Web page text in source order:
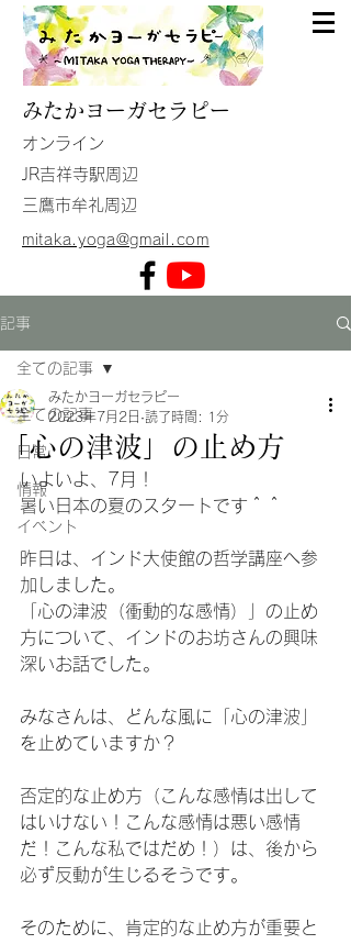
みたか ヨーガセラピー
​オンライン
JR吉祥寺駅周辺
​三鷹市牟礼周辺
mitaka.yoga@gmail.com
記事
全ての記事
日常
情報
イベント
全ての記事
「心の津波」の止め方
みたかヨーガセラピー
2023年7月2日 読了時間: 1分
いよいよ、7月！
暑い日本の夏のスタートです＾＾
昨日は、インド大使館の哲学講座へ参
加しました。
「心の津波（衝動的な感情）」の止め
方について、インドのお坊さんの興味
深いお話でした。
みなさんは、どんな風に「心の津波」
を止めていますか？
否定的な止め方（こんな感情は出して
はいけない！こんな感情は悪い感情
だ！こんな私ではだめ！）は、後から
必ず反動が生じるそうです。
そのために、肯定的な止め方が重要と